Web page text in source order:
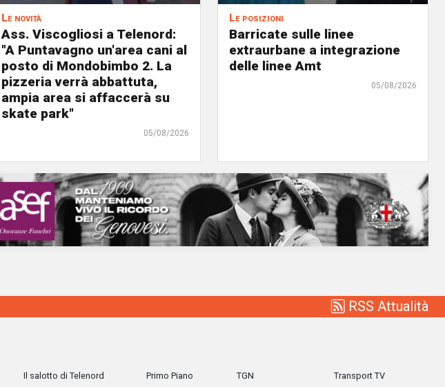
Le novità
Ass. Viscogliosi a Telenord:
"A Puntavagno un'area cani al
posto di Mondobimbo 2. La
pizzeria verrà abbattuta,
ampia area si affaccerà su
skate park"
05/08/2026
Le posizioni
Barricate sulle linee
extraurbane a integrazione
delle linee Amt
05/08/2026
RSS Attualità
Il salotto di Telenord
Primo Piano
TGN
Transport TV